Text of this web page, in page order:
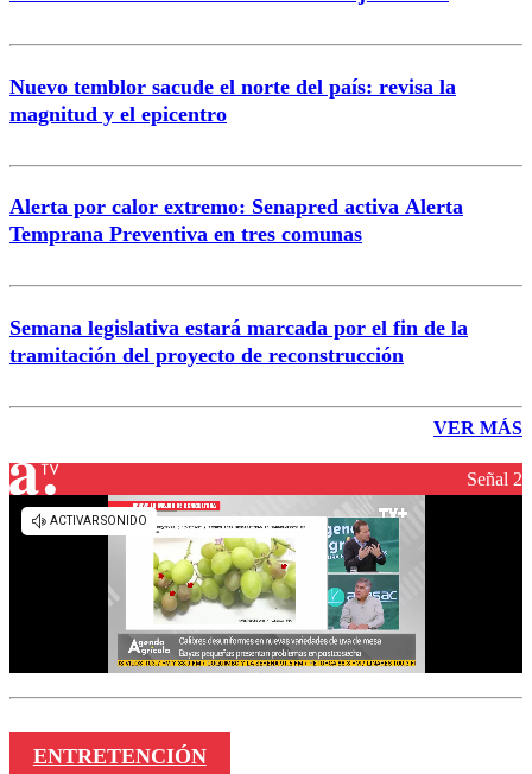
Nuevo temblor sacude el norte del país: revisa la
magnitud y el epicentro
Alerta por calor extremo: Senapred activa Alerta
Temprana Preventiva en tres comunas
Semana legislativa estará marcada por el fin de la
tramitación del proyecto de reconstrucción
VER MÁS
Señal 2
ENTRETENCIÓN